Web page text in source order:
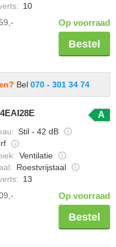
: 10
Op voorraad
Bestel
Bel 070 - 301 34 74
A
: Stil - 42 dB
: Ventilatie
: Roestvrijstaal
: 13
Op voorraad
Bestel